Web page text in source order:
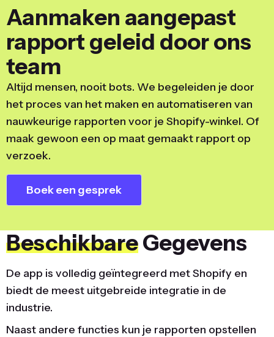
Aanmaken aangepast
rapport geleid door ons
team
Altijd mensen, nooit bots. We begeleiden je door
het proces van het maken en automatiseren van
nauwkeurige rapporten voor je Shopify-winkel. Of
maak gewoon een op maat gemaakt rapport op
verzoek.
Boek een gesprek
BeschikbareGegevens
De app is volledig geïntegreerd met Shopify en
biedt de meest uitgebreide integratie in de
industrie.
Naast andere functies kun je rapporten opstellen